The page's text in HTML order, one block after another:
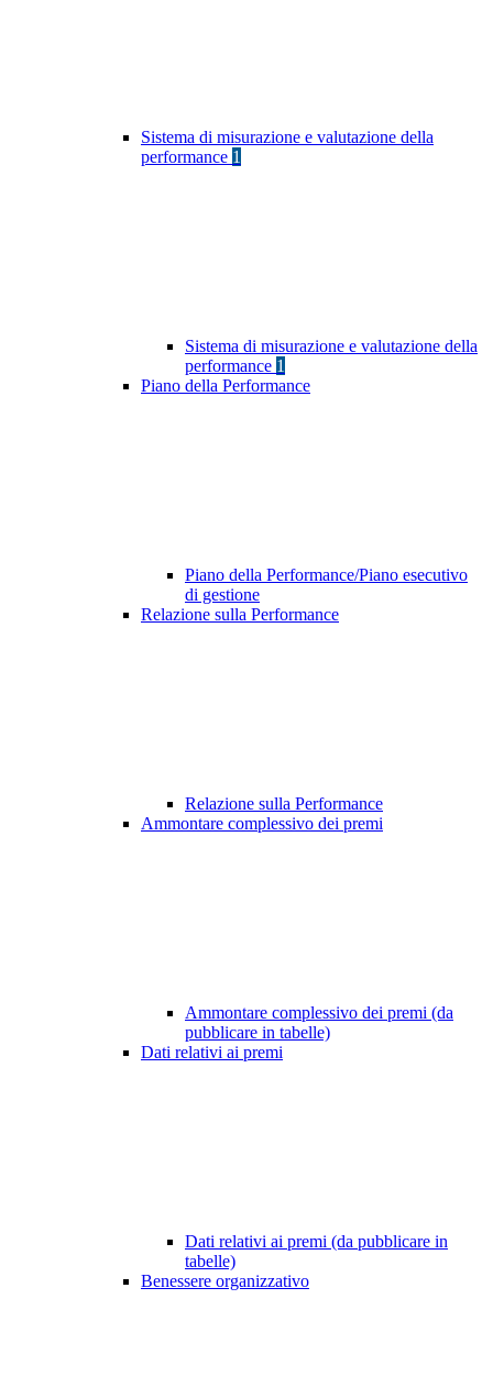
Sistema di misurazione e valutazione della
performance 1
Sistema di misurazione e valutazione della
performance 1
Piano della Performance
Piano della Performance/Piano esecutivo
di gestione
Relazione sulla Performance
Relazione sulla Performance
Ammontare complessivo dei premi
Ammontare complessivo dei premi (da
pubblicare in tabelle)
Dati relativi ai premi
Dati relativi ai premi (da pubblicare in
tabelle)
Benessere organizzativo